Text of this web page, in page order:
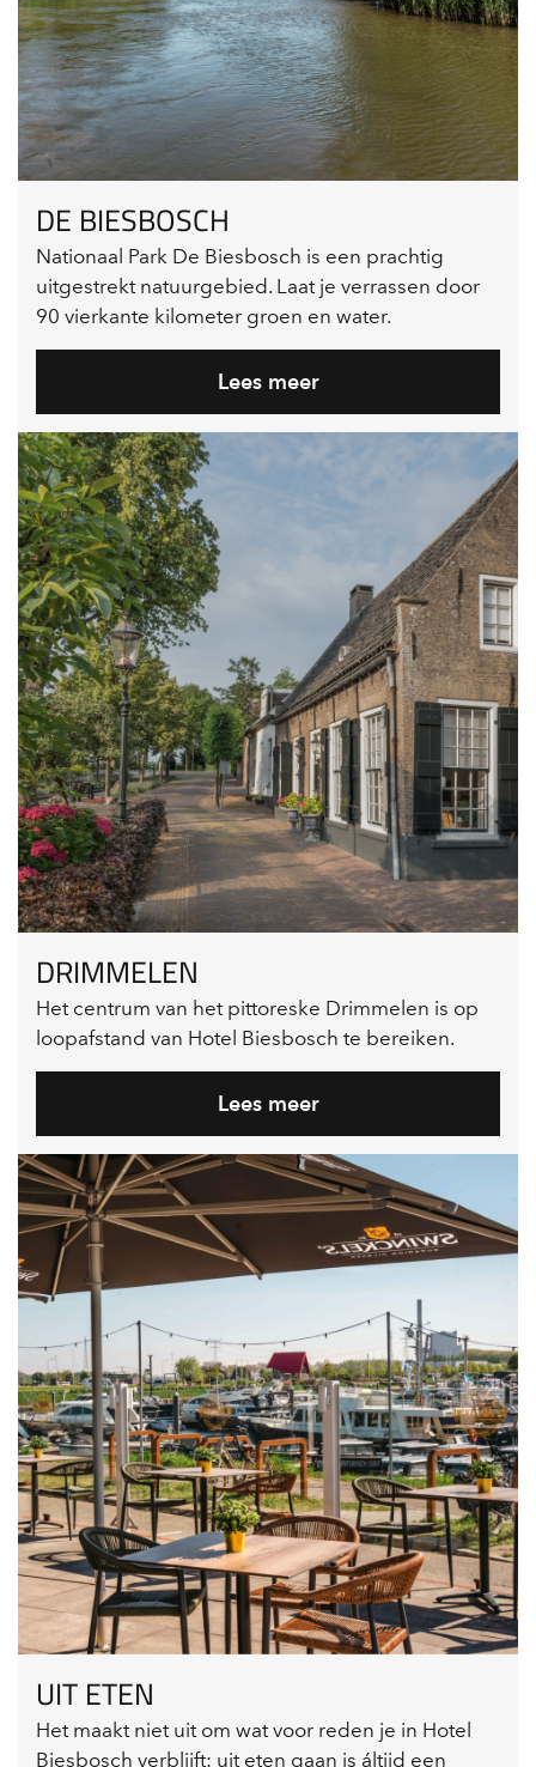
DE BIESBOSCH
Nationaal Park De Biesbosch is een prachtig
uitgestrekt natuurgebied. Laat je verrassen door
90 vierkante kilometer groen en water.
Lees meer
DRIMMELEN
Het centrum van het pittoreske Drimmelen is op
loopafstand van Hotel Biesbosch te bereiken.
Lees meer
UIT ETEN
Het maakt niet uit om wat voor reden je in Hotel
Biesbosch verblijft: uit eten gaan is áltijd een